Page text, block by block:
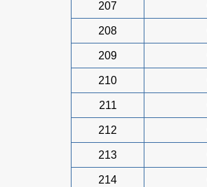
207
208
209
210
211
212
213
214